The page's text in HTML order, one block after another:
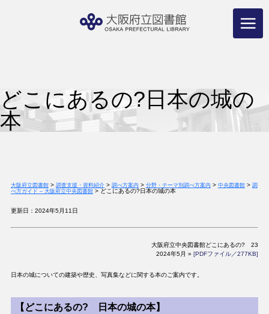
どこにあるの?日本の城の
本
大阪府立図書館> 調査支援・資料紹介> 調べ方案内 > 分野・テーマ別調べ方案内 > 中央図書館> 調
べ方ガイド – 大阪府立中央図書館> どこにあるの?日本の城の本
更新日：2024年5月11日
大阪府立中央図書館どこにあるの? 23
2024年5月 »[PDFファイル／277KB]
日本の城についての建築や歴史、写真集などに関する本のご案内です。
【どこにあるの? 日本の城の本】